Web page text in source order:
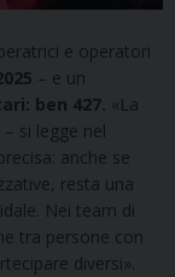
e operatori
– e un
ben 427. «La
si legge nel
anche se
resta una
Nei team di
tra persone con
diversi».